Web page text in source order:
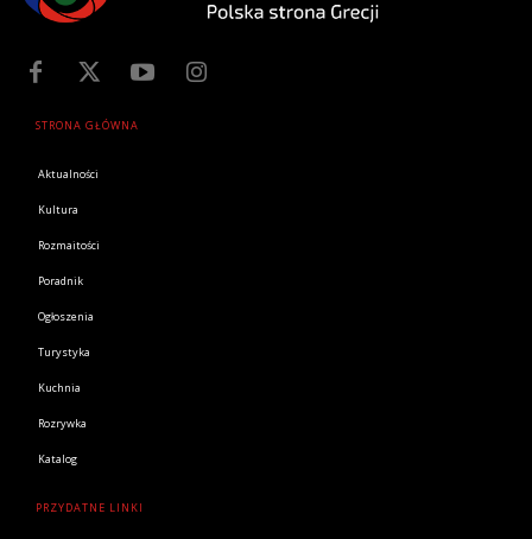
STRONA GŁÓWNA
Aktualności
Kultura
Rozmaitości
Poradnik
Ogłoszenia
Turystyka
Kuchnia
Rozrywka
Katalog
PRZYDATNE LINKI